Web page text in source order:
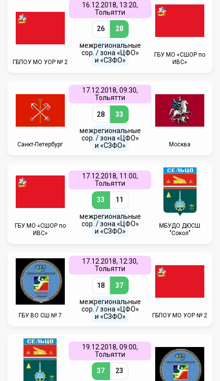
ГБПОУ МО УОР № 2
16.12.2018, 13:20,
Тольятти
26 28
межрегиональные
сор. / зона «ЦФО»
и «СЗФО»
ГБУ МО «СШОР по
ИВС»
Санкт-Петербург
17.12.2018, 09:30,
Тольятти
28 33
межрегиональные
сор. / зона «ЦФО»
и «СЗФО»
Москва
ГБУ МО «СШОР по
ИВС»
17.12.2018, 11:00,
Тольятти
33 11
межрегиональные
сор. / зона «ЦФО»
и «СЗФО»
МБУДО ДЮСШ
"Сокол"
ГБУ ВО СШ № 7
17.12.2018, 12:30,
Тольятти
18 37
межрегиональные
сор. / зона «ЦФО»
и «СЗФО»
ГБПОУ МО УОР № 2
19.12.2018, 09:00,
Тольятти
37 23